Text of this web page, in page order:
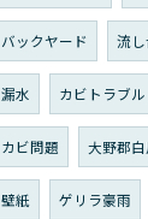
バックヤード 流し
漏水 カビトラブル
カビ問題 大野郡
壁紙 ゲリラ豪雨